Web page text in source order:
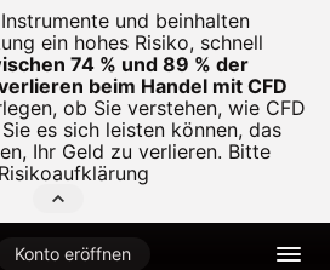
und beinhalten
ein hohes Risiko, schnell
74 % und 89 % der
beim Handel mit CFD
ob Sie verstehen, wie CFD
es sich leisten können, das
Ihr Geld zu verlieren. Bitte
Risikoaufklärung
Konto eröffnen